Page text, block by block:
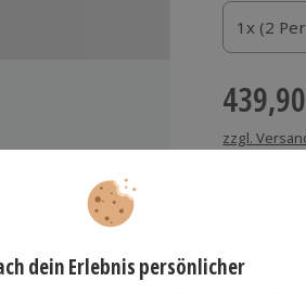
1x (2
1x (2
1x (2
zzgl.
Immer